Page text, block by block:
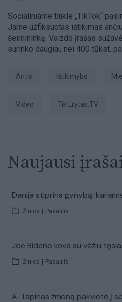
Socialiniame tinkle „TikTok“
Jame užfiksuotas ištikimas
šeimininką. Vaizdo įrašas
surinko daugiau nei 400 tūkst.
Antis ištikimybė
Video tik Lrytas.TV
Naujausi
Danija stiprina gynybą:
Žinios Pasaulis
Joe Bideno kova su vėžiu
Žinios Pasaulis
A. Tapinas žmoną pakvietė į